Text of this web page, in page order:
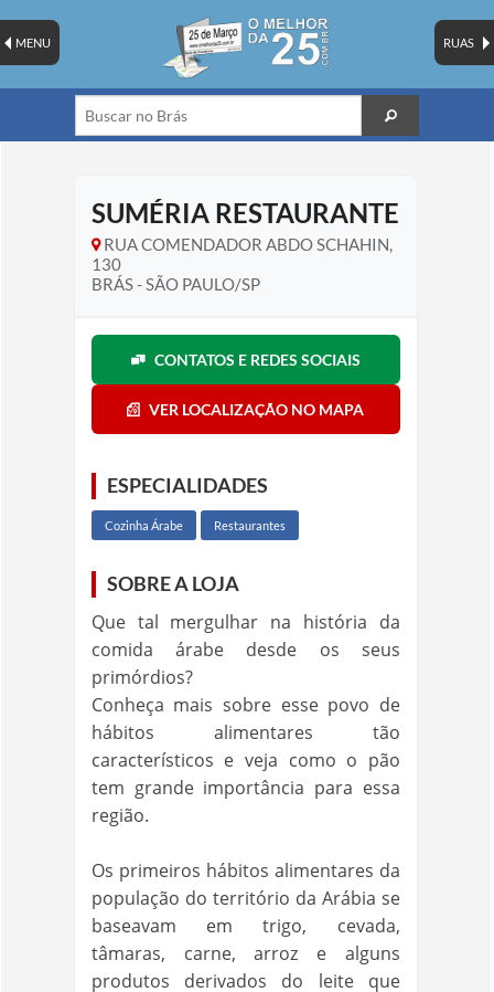
RUAS
MENU
SUMÉRIA RESTAURANTE
RUA COMENDADOR ABDO SCHAHIN,
130
BRÁS - SÃO PAULO/SP
CONTATOS E REDES SOCIAIS
VER LOCALIZAÇÃO NO MAPA
ESPECIALIDADES
Cozinha Árabe Restaurantes
SOBRE A LOJA
Que tal mergulhar na história da
comida árabe desde os seus
primórdios?
Conheça mais sobre esse povo de
hábitos alimentares tão
característicos e veja como o pão
tem grande importância para essa
região.
Os primeiros hábitos alimentares da
população do território da Arábia se
baseavam em trigo, cevada,
tâmaras, carne, arroz e alguns
produtos derivados do leite que